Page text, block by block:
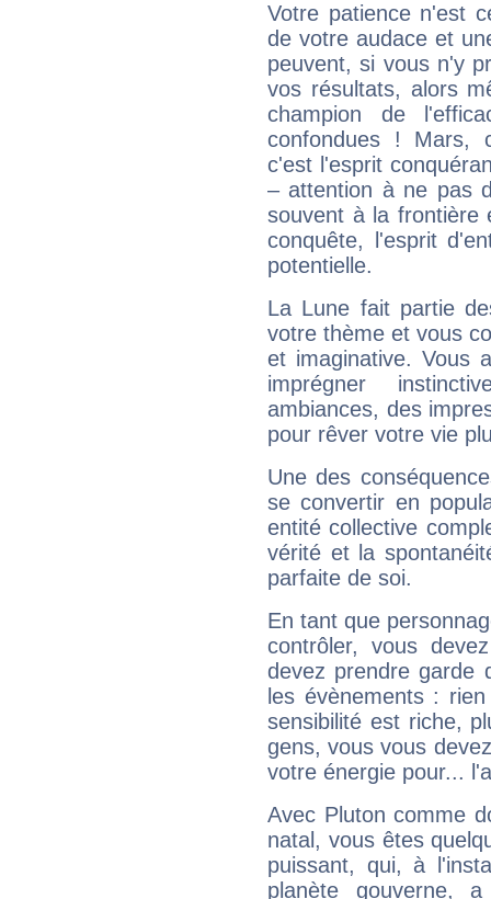
Votre patience n'est
de votre audace et
peuvent, si vous n'y
vos résultats, alors
champion de
confondues ! Mars,
c'est l'esprit
– attention à ne pas
souvent à la frontière
conquête, l'esprit
potentielle.
La Lune fait partie
votre thème et vous
et imaginative. Vous
imprégner
ambiances, des
pour rêver votre vie
Une des
se convertir en
entité collective
vérité et la
parfaite de soi.
En tant que
contrôler, vous
devez prendre garde
les évènements :
sensibilité est riche,
gens, vous vous
votre énergie pour...
Avec Pluton comme
natal, vous êtes
puissant, qui, à
planète gouverne,